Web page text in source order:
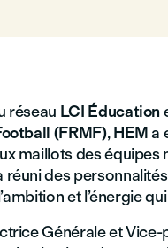
réseau LCI Éducation
(FRMF),HEMa
maillots des équipes
des
et l’énergie
Générale et